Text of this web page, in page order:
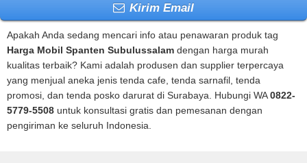
Kirim Email
Apakah Anda sedang mencari info atau penawaran produk tag
Harga Mobil Spanten Subulussalam dengan harga murah
kualitas terbaik? Kami adalah produsen dan supplier terpercaya
yang menjual aneka jenis tenda cafe, tenda sarnafil, tenda
promosi, dan tenda posko darurat di Surabaya. Hubungi WA0822-
5779-5508 untuk konsultasi gratis dan pemesanan dengan
pengiriman ke seluruh Indonesia.